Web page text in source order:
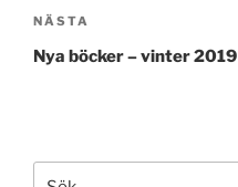
Nästa
inlägg
NÄSTA
Nya böcker – vinter 2019